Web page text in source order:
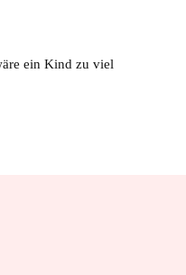
ein Kind zu viel